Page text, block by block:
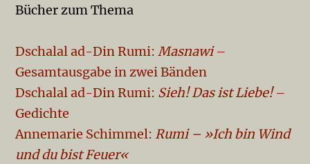
Bücher zum Thema
Dschalal ad-Din Rumi:Masnawi–
Gesamtausgabe in zwei Bänden
Dschalal ad-Din Rumi: Sieh! Das ist Liebe!–
Gedichte
Annemarie Schimmel: Rumi – »Ich bin Wind
und du bist Feuer«